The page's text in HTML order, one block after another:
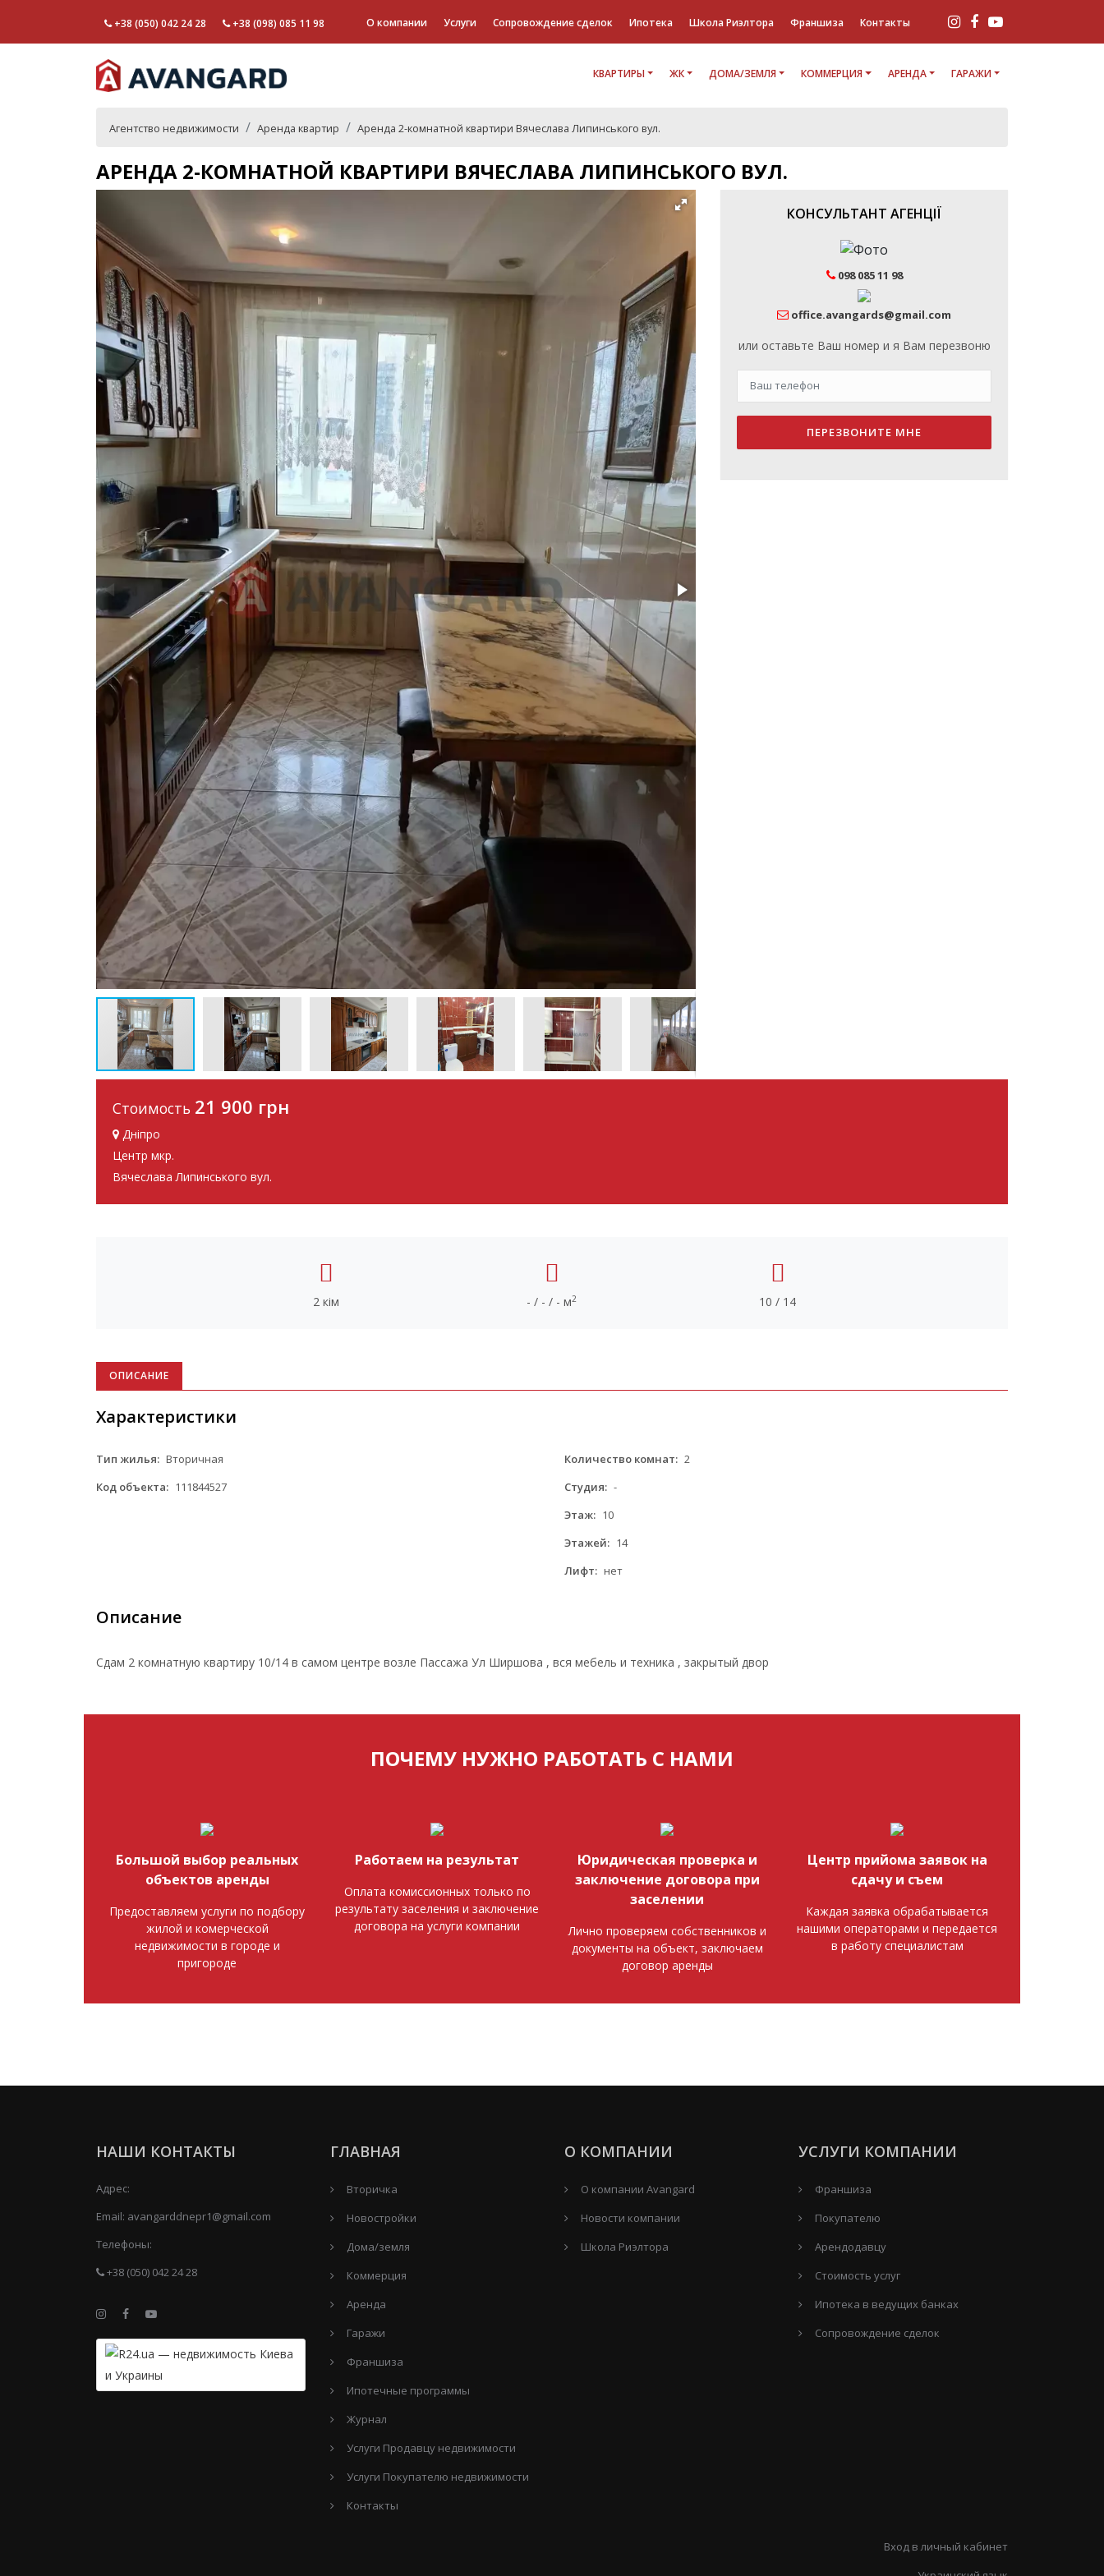
+38 (050) 042 24 28 +38 (098) 085 11 98 О компании Услуги Сопровождение сделок Ипотека Школа Риэлтора Франшиза Контакты
КВАРТИРЫ ЖК ДОМА/ЗЕМЛЯ КОММЕРЦИЯ АРЕНДА ГАРАЖИ
Агентство недвижимости Аренда квартир Аренда 2-комнатной квартири Вячеслава Липинського вул.
АРЕНДА 2-КОМНАТНОЙ КВАРТИРИ ВЯЧЕСЛАВА ЛИПИНСЬКОГО ВУЛ.
КОНСУЛЬТАНТ АГЕНЦІЇ
098 085 11 98
office.avangards@gmail.com
или оставьте Ваш номер и я Вам перезвоню
ПЕРЕЗВОНИТЕ МНЕ
Стоимость 21 900 грн
Дніпро
Центр мкр.
Вячеслава Липинського вул.
2 кім - / - / - м2 10 / 14
ОПИСАНИЕ
Характеристики
Тип жилья: Вторичная
Код объекта: 111844527
Количество комнат: 2
Студия: -
Этаж: 10
Этажей: 14
Лифт: нет
Описание
Сдам 2 комнатную квартиру 10/14 в самом центре возле Пассажа Ул Ширшова , вся мебель и техника , закрытый двор
ПОЧЕМУ НУЖНО РАБОТАТЬ С НАМИ
Большой выбор реальных
объектов аренды
Предоставляем услуги по подбору
жилой и комерческой
недвижимости в городе и
пригороде
Работаем на результат
Оплата комиссионных только по
результату заселения и заключение
договора на услуги компании
Юридическая проверка и
заключение договора при
заселении
Лично проверяем собственников и
документы на объект, заключаем
договор аренды
Центр прийома заявок на
сдачу и съем
Каждая заявка обрабатывается
нашими операторами и передается
в работу специалистам
НАШИ КОНТАКТЫ
Адрес:
Email: avangarddnepr1@gmail.com
Телефоны:
+38 (050) 042 24 28
ГЛАВНАЯ
Вторичка
Новостройки
Дома/земля
Коммерция
Аренда
Гаражи
Франшиза
Ипотечные программы
Журнал
Услуги Продавцу недвижимости
Услуги Покупателю недвижимости
Контакты
О КОМПАНИИ
О компании Avangard
Новости компании
Школа Риэлтора
УСЛУГИ КОМПАНИИ
Франшиза
Покупателю
Арендодавцу
Стоимость услуг
Ипотека в ведущих банках
Сопровождение сделок
Вход в личный кабинет